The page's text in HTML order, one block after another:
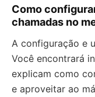
Como
chamadas no
A configuração e
Você encontrará
explicam como
e aproveitar ao